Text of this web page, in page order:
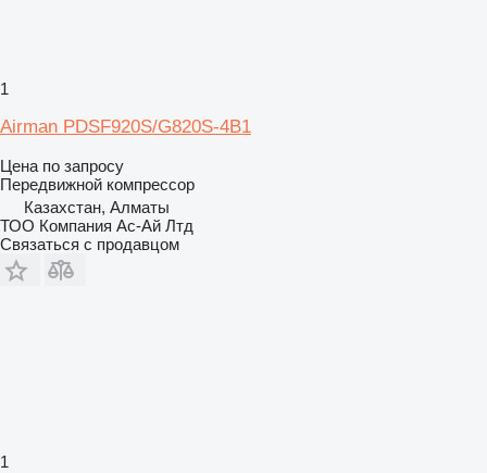
1
Airman PDSF920S/G820S-4B1
Цена по запросу
Передвижной компрессор
Казахстан, Алматы
ТОО Компания Ас-Ай Лтд
Связаться с продавцом
1